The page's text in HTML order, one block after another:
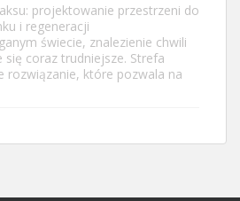
projektowanie przestrzeni do
i regeneracji
świecie, znalezienie chwili
coraz trudniejsze. Strefa
rozwiązanie, które pozwala na